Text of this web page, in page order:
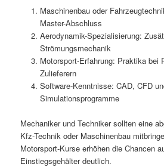
Maschinenbau oder
Master-Abschluss
Aerodynamik-Spezialisierung:
Strömungsmechanik
Motorsport-Erfahrung: Praktika bei
Zulieferern
Software-Kenntnisse: CAD, CFD
Simulationsprogramme
Mechaniker und Techniker sollten eine
Kfz-Technik oder Maschinenbau
Motorsport-Kurse erhöhen die Chancen
Einstiegsgehälter deutlich.